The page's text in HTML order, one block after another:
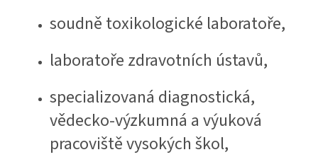
soudně toxikologické laboratoře,
laboratoře zdravotních ústavů,
specializovaná diagnostická,
vědecko-výzkumná a výuková
pracoviště vysokých škol,